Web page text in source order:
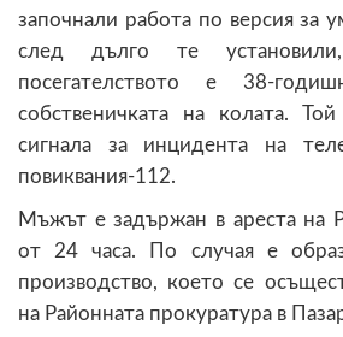
започнали работа по версия за
след дълго те
посегателството е 38-
собственичката на колата.
сигнала за инцидента на
повиквания-112.
Мъжът е задържан в ареста на
от 24 часа. По случая е
производство, което се
на Районната прокуратура в